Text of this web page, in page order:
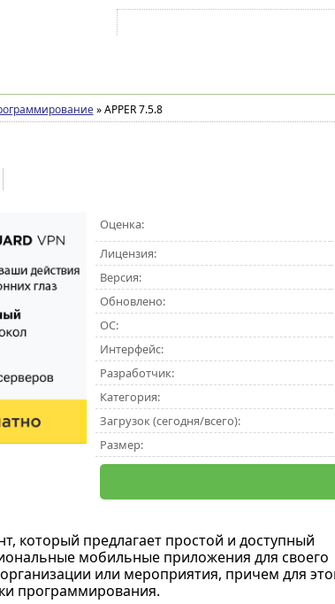
»APPER 7.5.8
Оценка:
Лицензия:
Версия:
Обновлено:
ОС:
Интерфейс:
Разработчик:
Категория:
Загрузок (сегодня/всего):
Размер:
который предлагает простой и доступный
мобильные приложения для своего
или мероприятия, причем для
программирования.